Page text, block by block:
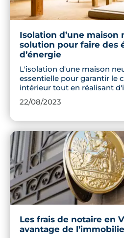
Isolation d’une maison
solution pour faire des
d’énergie
L'isolation d'une maison
essentielle pour garantir le
intérieur tout en réalisant
économies d'énergie et
vous explique dans cet
éléments à isoler.
22/08/2023
Les frais de notaire en
avantage de